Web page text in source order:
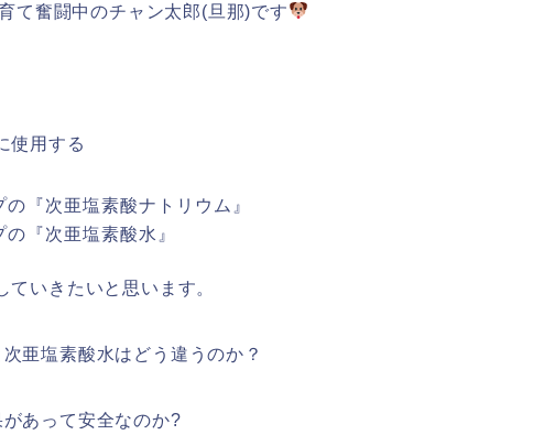
て奮闘中のチャン太郎(旦那)です
使用する
『次亜塩素酸ナトリウム』
『次亜塩素酸水』
いきたいと思います。
亜塩素酸水はどう違うのか？
あって安全なのか?